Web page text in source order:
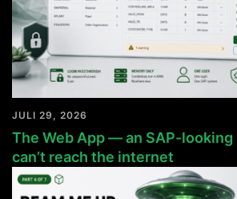
JULI 29, 2026
The Web App — an SAP-
can’t reach the internet